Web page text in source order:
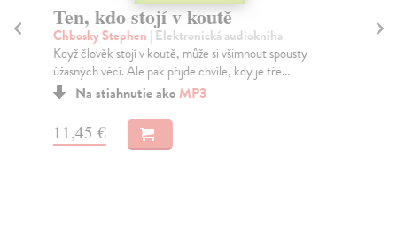
Ten, kdo stojí v koutě
Chbosky Stephen | Elektronická audiokniha
Když člověk stojí v koutě, může si všimnout spousty
úžasných věcí. Ale pak přijde chvíle, kdy je tře...
Na stiahnutie akoMP3
11,45 €